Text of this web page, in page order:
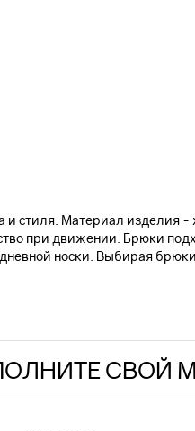
стиля. Материал изделия
при движении. Брюки
носки. Выбирая
СВОЙ